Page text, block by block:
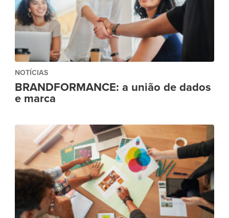
NOTÍCIAS
BRANDFORMANCE: a união de dados
e marca